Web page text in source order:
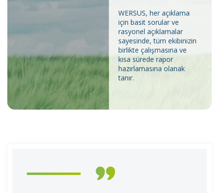
WERSUS, her açıklama
için basit sorular ve
rasyonel açıklamalar
sayesinde, tüm ekibinizin
birlikte çalışmasına ve
kısa sürede rapor
hazırlamasına olanak
tanır.